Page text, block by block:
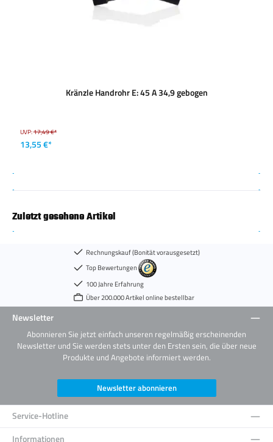
Kränzle Handrohr E: 45 A 34,9 gebogen
UVP:17,49 €*
13,55 €*
Zuletzt gesehene Artikel
Rechnungskauf (Bonität vorausgesetzt)
Top Bewertungen
100 Jahre Erfahrung
Über 200.000 Artikel online bestellbar
Newsletter
Abonnieren Sie jetzt einfach unseren regelmäßig erscheinenden
Newsletter und Sie werden stets unter den Ersten sein, die über neue
Produkte und Angebote informiert werden.
Newsletter abonnieren
Service-Hotline
Informationen